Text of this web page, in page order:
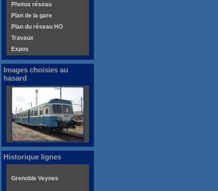
Photos réseau
Plan de la gare
Plan du réseau HO
Travaux
Expos
Images choisies au
hasard
Historique lignes
Grenoble Veynes